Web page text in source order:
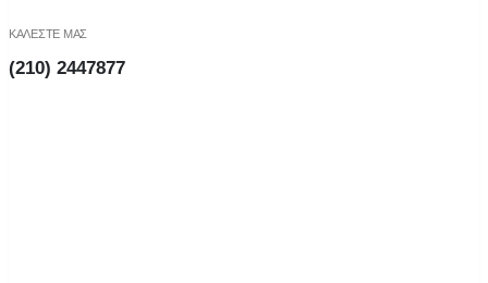
ΚΑΛΕΣΤΕ ΜΑΣ
(210) 2447877